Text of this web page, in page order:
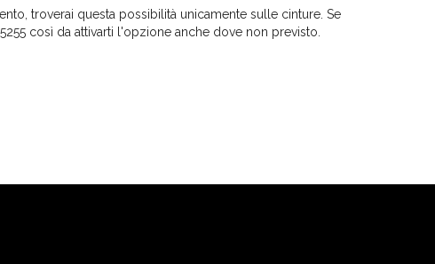
troverai questa possibilità unicamente sulle cinture. Se
così da attivarti l'opzione anche dove non previsto.